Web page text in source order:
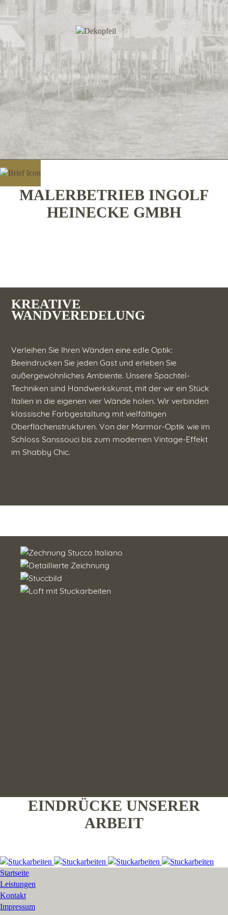
MALERBETRIEB INGOLF
HEINECKE GMBH
KREATIVE
WANDVEREDELUNG
Verleihen Sie Ihren Wänden eine edle Optik:
Beeindrucken Sie jeden Gast und erleben Sie
außergewöhnliches Ambiente. Unsere Spachtel-
Techniken sind Handwerkskunst, mit der wir ein Stück
Italien in die eigenen vier Wände holen. Wir verbinden
klassische Farbgestaltung mit vielfältigen
Oberflächenstrukturen. Von der Marmor-Optik wie im
Schloss Sanssouci bis zum modernen Vintage-Effekt
im Shabby Chic.
EINDRÜCKE UNSERER
ARBEIT
Startseite
Leistungen
Kontakt
Impressum